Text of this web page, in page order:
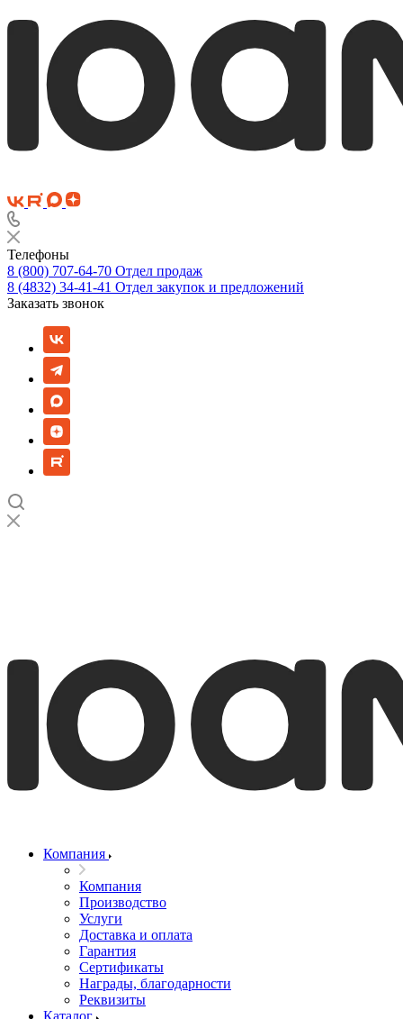
Телефоны
8 (800) 707-64-70 Отдел продаж
8 (4832) 34-41-41 Отдел закупок и предложений
Заказать звонок
Компания
Компания
Производство
Услуги
Доставка и оплата
Гарантия
Сертификаты
Награды, благодарности
Реквизиты
Каталог